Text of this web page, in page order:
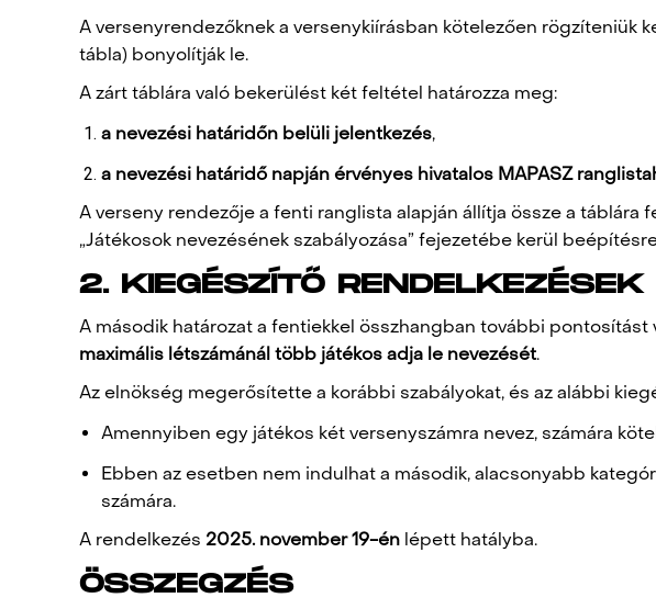
A versenyrendezőknek a versenykiírásban kötelezően rögzíteniük
tábla) bonyolítják le.
A zárt táblára való bekerülést két feltétel határozza meg:
a nevezési határidőn belüli jelentkezés,
a nevezési határidő napján érvényes hivatalos MAPASZ
A verseny rendezője a fenti ranglista alapján állítja össze a táblára
„Játékosok nevezésének szabályozása” fejezetébe kerül
2. KIEGÉSZÍTŐ
A második határozat a fentiekkel összhangban további
maximális létszámánál több játékos adja le nevezését.
Az elnökség megerősítette a korábbi szabályokat, és az alábbi
Amennyiben egy játékos két versenyszámra nevez, számára
Ebben az esetben nem indulhat a második, alacsonyabb
számára.
A rendelkezés 2025. november 19-én lépett hatályba.
ÖSSZEGZÉS